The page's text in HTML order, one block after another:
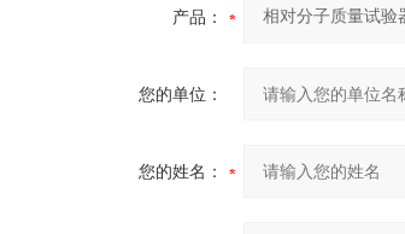
产品：
您的单位：
您的姓名：